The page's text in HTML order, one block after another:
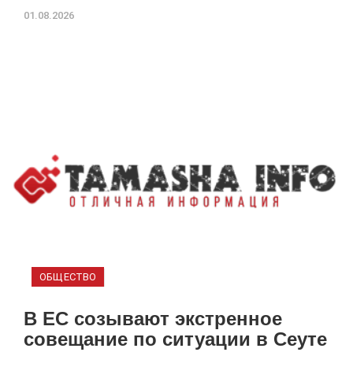
01.08.2026
ОБЩЕСТВО
В ЕС созывают экстренное
совещание по ситуации в Сеуте